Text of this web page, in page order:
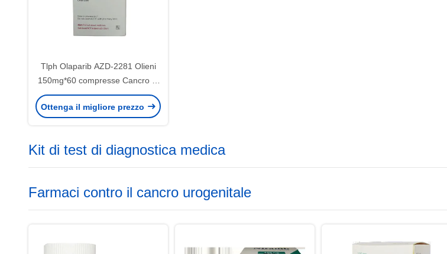
Tlph Olaparib AZD-2281 Olieni
150mg*60 compresse Cancro al
seno, cancro al pancreas, cancro
ovarico, cancro alle tube di
Ottenga il migliore prezzo
Kit di test di diagnostica medica
Farmaci contro il cancro urogenitale